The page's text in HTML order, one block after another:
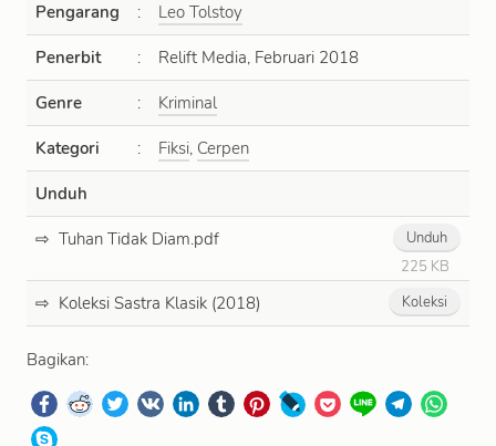
Pengarang : Leo Tolstoy
Penerbit : Relift Media, Februari 2018
Genre : Kriminal
Kategori : Fiksi, Cerpen
Unduh
Unduh
225 KB
Tuhan Tidak Diam.pdf
Koleksi
Koleksi Sastra Klasik (2018)
Bagikan: